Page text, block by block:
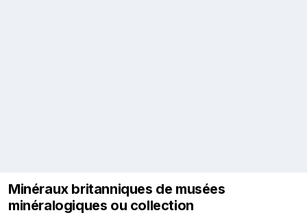
Minéraux britanniques de musées
minéralogiques ou collection